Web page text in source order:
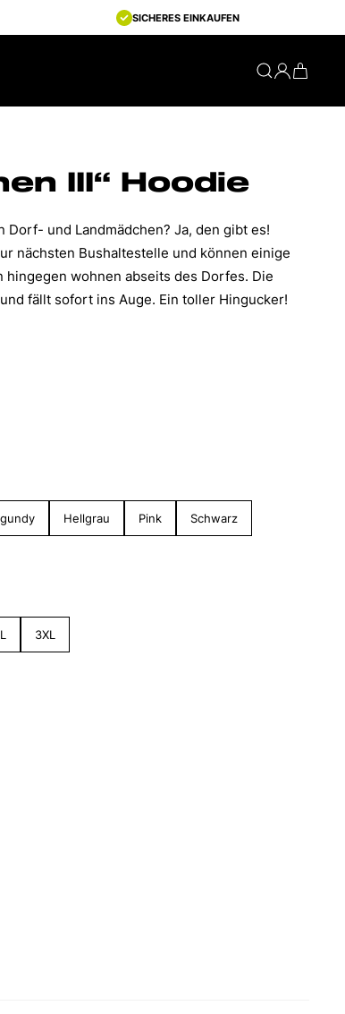
SICHERES EINKAUFEN
III“ Hoodie
und Landmädchen? Ja, den gibt es!
nächsten Bushaltestelle und können einige
wohnen abseits des Dorfes. Die
fällt sofort ins Auge. Ein toller Hingucker!
Hellgrau Pink Schwarz
3XL